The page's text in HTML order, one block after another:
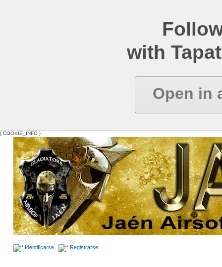
with
Open in
{ COOKIE_INFO }
Identificarse Registrarse